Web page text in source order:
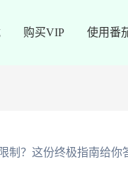
购买VIP 使用番
制？这份终极指南给你